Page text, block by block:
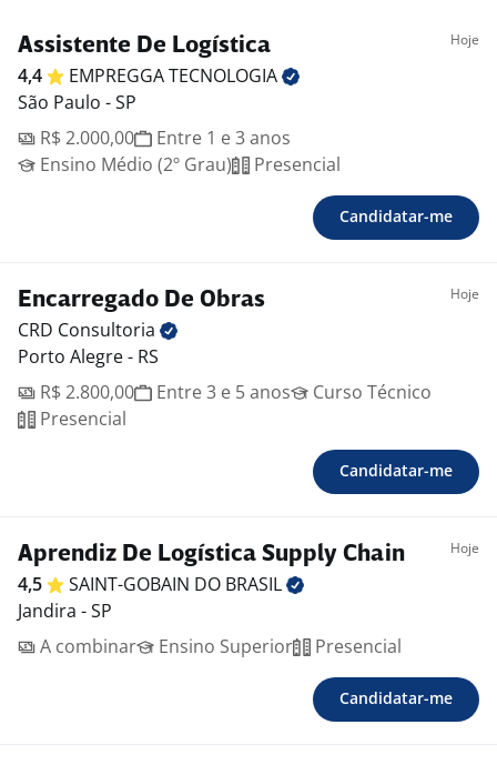
Assistente De Logística Hoje
4,4 EMPREGGATECNOLOGIA
São Paulo - SP
R$ 2.000,00
Entre 1 e 3 anos
Ensino Médio (2º Grau)
Presencial
Candidatar-me
Encarregado De Obras Hoje
CRD Consultoria
Porto Alegre - RS
R$ 2.800,00
Entre 3 e 5 anos
Curso Técnico
Presencial
Candidatar-me
Aprendiz De Logística Supply Chain Hoje
4,5 SAINT-GOBAIN DO BRASIL
Jandira - SP
A combinar
Ensino Superior Presencial
Candidatar-me